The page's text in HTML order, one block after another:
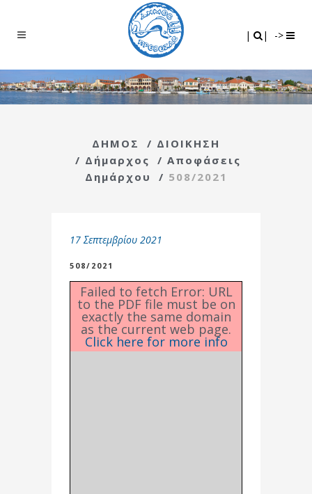
| | ->
ΔΗΜΟΣ / ΔΙΟΙΚΗΣΗ
/ Δήμαρχος / Αποφάσεις
Δημάρχου
/ 508/2021
17 Σεπτεμβρίου 2021
508/2021
Failed to fetch Error: URL
to the PDF file must be on
exactly the same domain
as the current web page.
Click here for more info